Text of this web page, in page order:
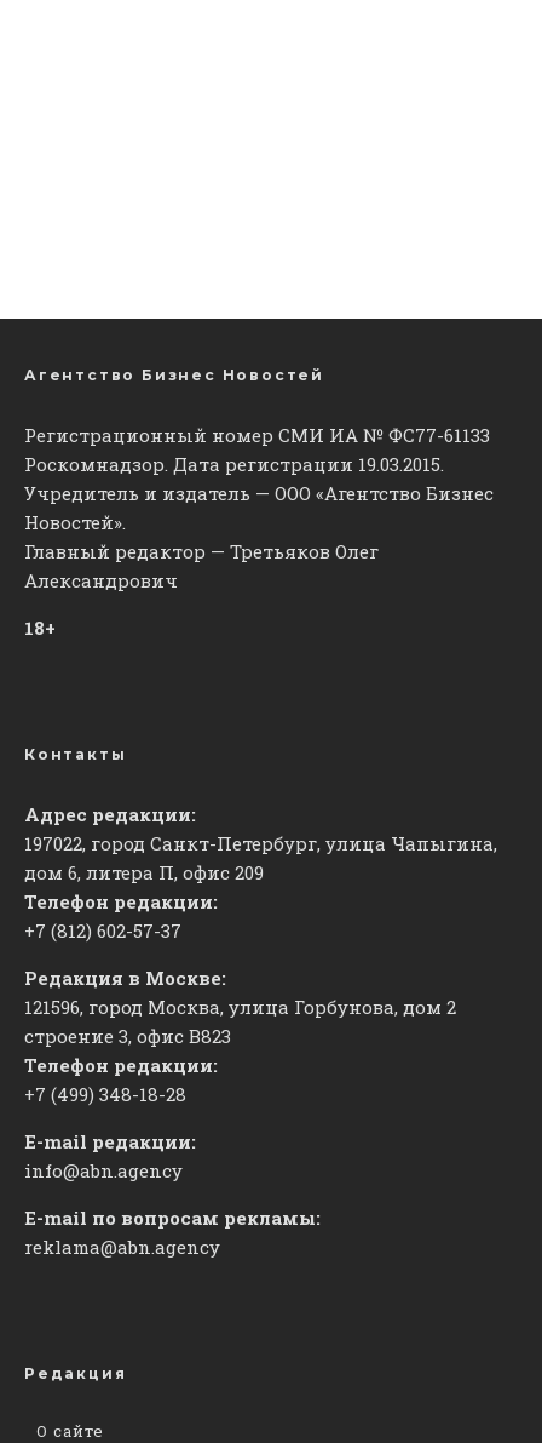
Агентство Бизнес Новостей
Регистрационный номер СМИ ИА № ФС77-61133
Роскомнадзор. Дата регистрации 19.03.2015.
Учредитель и издатель — ООО «Агентство Бизнес
Новостей».
Главный редактор — Третьяков Олег
Александрович
18+
Контакты
Адрес редакции:
197022, город Санкт-Петербург, улица Чапыгина,
дом 6, литера П, офис 209
Телефон редакции:
+7 (812) 602-57-37
Редакция в Москве:
121596, город Москва, улица Горбунова, дом 2
строение 3, офис ​В823
Телефон редакции:
+7 (499) 348-18-28
E-mail редакции:
info@abn.agency
E-mail по вопросам рекламы:
reklama@abn.agency
Редакция
О сайте